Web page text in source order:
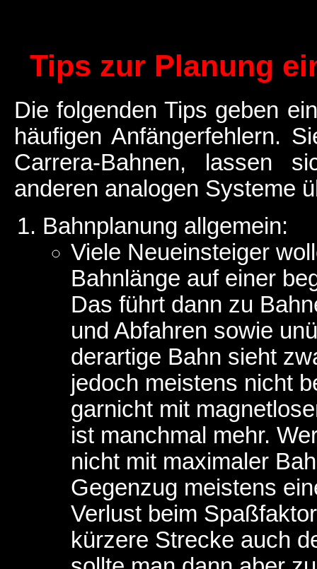
Tips zur Planung
Die folgenden Tips geben
häufigen Anfängerfehlern.
Carrera-Bahnen, lassen
anderen analogen Systeme
Bahnplanung allgemein:
Viele Neueinsteiger
Bahnlänge auf einer
Das führt dann zu
und Abfahren sowie
derartige Bahn sieht
jedoch meistens nicht
garnicht mit
ist manchmal mehr.
nicht mit maximaler
Gegenzug meistens
Verlust beim
kürzere Strecke auch